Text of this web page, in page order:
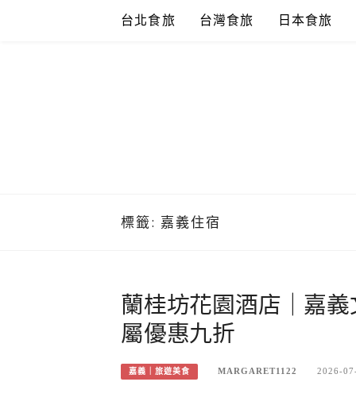
台北食旅 台灣食旅 日本食旅
標籤: 嘉義住宿
蘭桂坊花園酒店｜嘉
屬優惠九折
嘉義｜旅遊美食 MARGARET1122 2026-